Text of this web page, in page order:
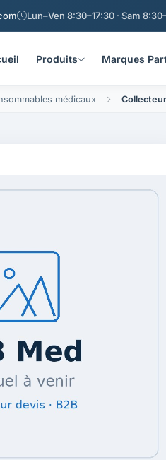
Lun–Ven 8:30–17:30 · Sam
Produits Marques
médicaux